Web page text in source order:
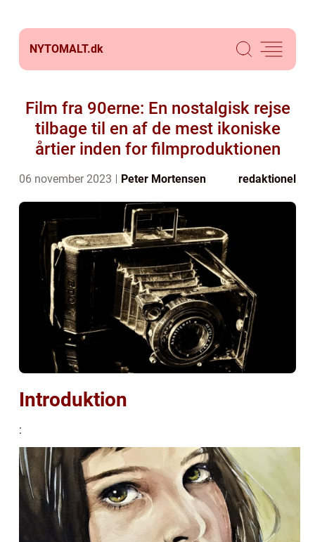
NYTOMALT.dk
Film fra 90erne: En nostalgisk rejse
tilbage til en af de mest ikoniske
årtier inden for filmproduktionen
06 november 2023 Peter Mortensen redaktionel
Introduktion
: